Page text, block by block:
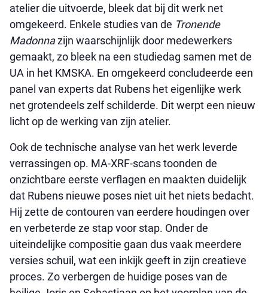
atelier die uitvoerde, bleek dat bij dit werk net
omgekeerd. Enkele studies van de Tronende
Madonnazijn waarschijnlijk door medewerkers
gemaakt, zo bleek na een studiedag samen met de
UA in het KMSKA. En omgekeerd concludeerde een
panel van experts dat Rubens het eigenlijke werk
net grotendeels zelf schilderde. Dit werpt een nieuw
licht op de werking van zijn atelier.
Ook de technische analyse van het werk leverde
verrassingen op. MA-XRF-scans toonden de
onzichtbare eerste verflagen en maakten duidelijk
dat Rubens nieuwe poses niet uit het niets bedacht.
Hij zette de contouren van eerdere houdingen over
en verbeterde ze stap voor stap. Onder de
uiteindelijke compositie gaan dus vaak meerdere
versies schuil, wat een inkijk geeft in zijn creatieve
proces. Zo verbergen de huidige poses van de